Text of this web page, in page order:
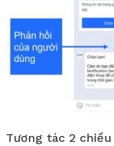
Tương tác 2 chiều